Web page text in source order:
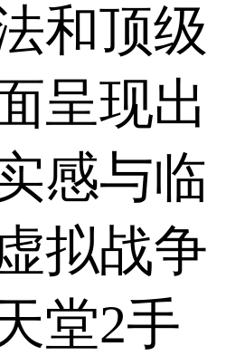
和顶级
呈现出
感与临
拟战争
堂2手